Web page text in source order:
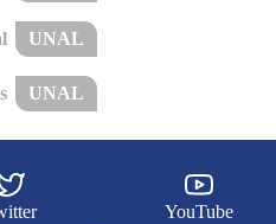
UNAL
UNAL
YouTube